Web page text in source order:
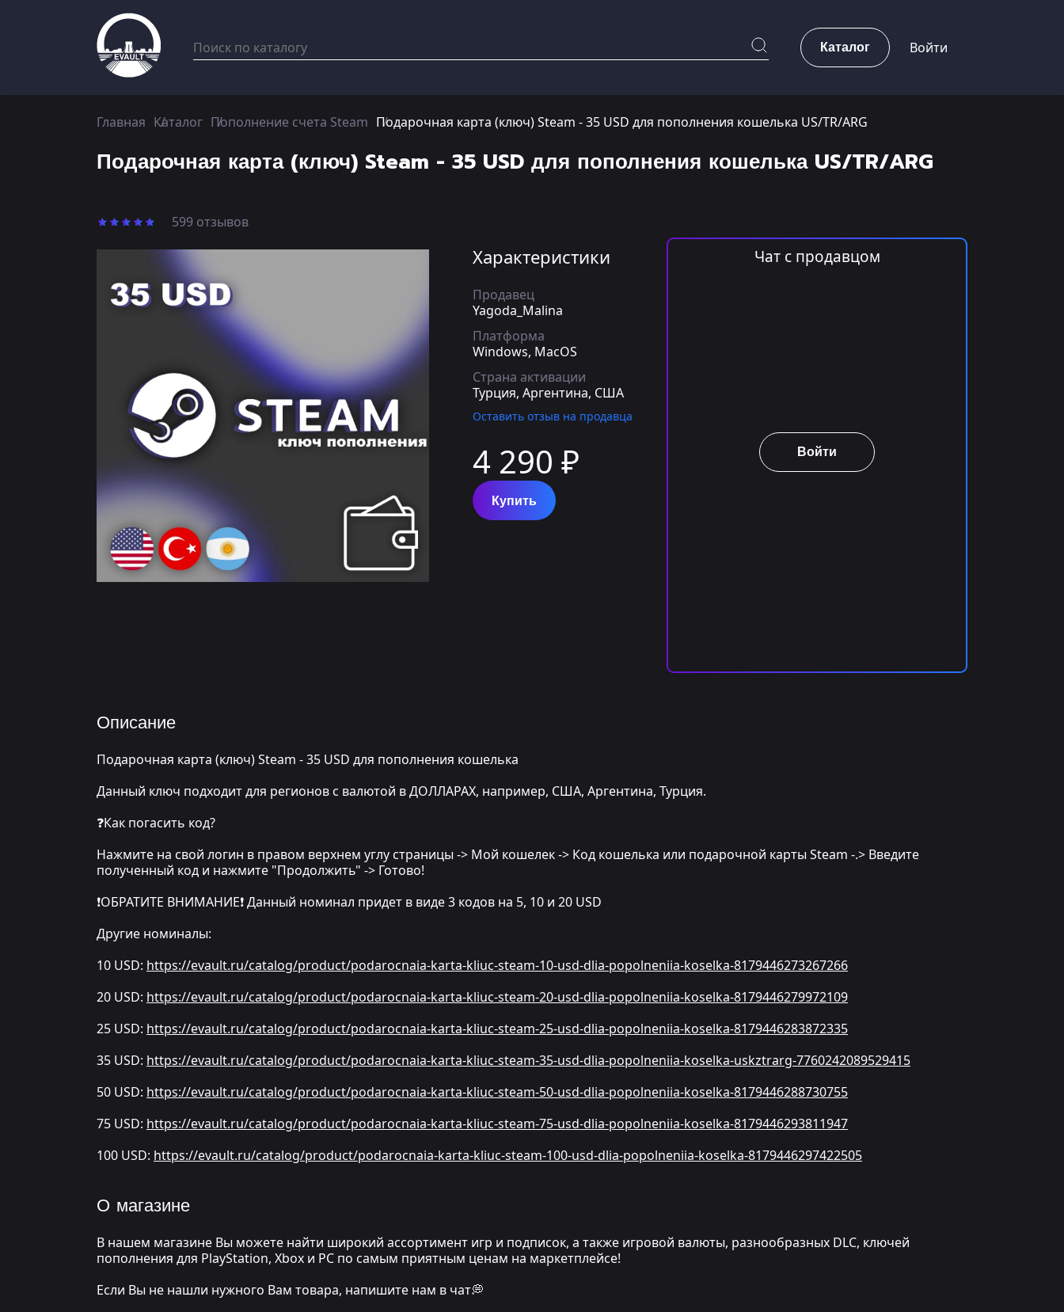
Каталог Войти
Главная Каталог Пополнение счета Steam Подарочная карта (ключ) Steam - 35 USD для пополнения кошелька US/TR/ARG
Подарочная карта (ключ) Steam - 35 USD для пополнения кошелька US/TR/ARG
599 отзывов
Характеристики
Продавец
Yagoda_Malina
Платформа
Windows, MacOS
Страна активации
Турция, Аргентина, США
Оставить отзыв на продавца
4 290 ₽
Купить
Чат с продавцом
Войти
Описание
Подарочная карта (ключ) Steam - 35 USD для пополнения кошелька
Данный ключ подходит для регионов с валютой в ДОЛЛАРАХ, например, США, Аргентина, Турция.
❓Как погасить код?
Нажмите на свой логин в правом верхнем углу страницы -> Мой кошелек -> Код кошелька или подарочной карты Steam -.> Введите
полученный код и нажмите "Продолжить" -> Готово!
❗️ОБРАТИТЕ ВНИМАНИЕ❗️ Данный номинал придет в виде 3 кодов на 5, 10 и 20 USD
Другие номиналы:
10 USD: https://evault.ru/catalog/product/podarocnaia-karta-kliuc-steam-10-usd-dlia-popolneniia-koselka-8179446273267266
20 USD: https://evault.ru/catalog/product/podarocnaia-karta-kliuc-steam-20-usd-dlia-popolneniia-koselka-8179446279972109
25 USD: https://evault.ru/catalog/product/podarocnaia-karta-kliuc-steam-25-usd-dlia-popolneniia-koselka-8179446283872335
35 USD: https://evault.ru/catalog/product/podarocnaia-karta-kliuc-steam-35-usd-dlia-popolneniia-koselka-uskztrarg-7760242089529415
50 USD: https://evault.ru/catalog/product/podarocnaia-karta-kliuc-steam-50-usd-dlia-popolneniia-koselka-8179446288730755
75 USD: https://evault.ru/catalog/product/podarocnaia-karta-kliuc-steam-75-usd-dlia-popolneniia-koselka-8179446293811947
100 USD: https://evault.ru/catalog/product/podarocnaia-karta-kliuc-steam-100-usd-dlia-popolneniia-koselka-8179446297422505
О магазине
В нашем магазине Вы можете найти широкий ассортимент игр и подписок, а также игровой валюты, разнообразных DLC, ключей
пополнения для PlayStation, Xbox и PC по самым приятным ценам на маркетплейсе!
Если Вы не нашли нужного Вам товара, напишите нам в чат💭